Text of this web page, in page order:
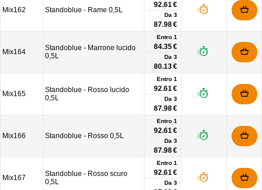
Mix162 Standoblue - Rame 0,5L
92.61 €
Da 3
87.98 €
Mix164
Standoblue - Marrone lucido
0,5L
Entro 1
84.35 €
Da 3
80.13 €
Mix165
Standoblue - Rosso lucido
0,5L
Entro 1
92.61 €
Da 3
87.98 €
Mix166 Standoblue - Rosso 0,5L
Entro 1
92.61 €
Da 3
87.98 €
Mix167
Standoblue - Rosso scuro
0,5L
Entro 1
92.61 €
Da 3